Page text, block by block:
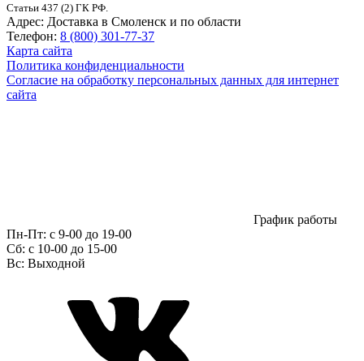
Статьи 437 (2) ГК РФ.
Адрес: Доставка в Смоленск и по области
Телефон: 8 (800) 301-77-37
Карта сайта
Политика конфиденциальности
Согласие на обработку персональных данных для интернет
сайта
График работы
Пн-Пт: с 9-00 до 19-00
Сб: c 10-00 до 15-00
Вс: Выходной